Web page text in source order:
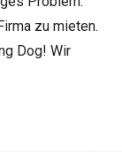
zu mieten.
Dog! Wir